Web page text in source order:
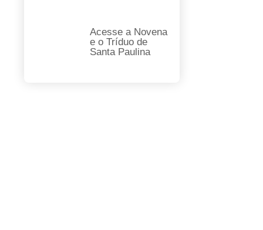
Acesse a Novena
e o Tríduo de
Santa Paulina